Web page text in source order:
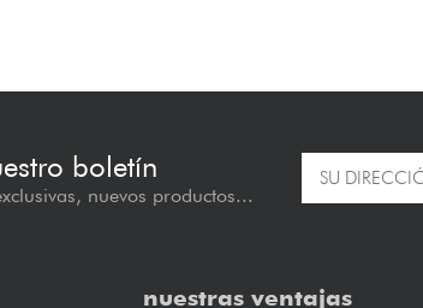
boletín
nuevos productos...
nuestras ventajas